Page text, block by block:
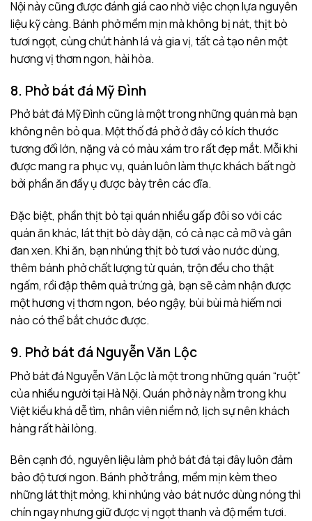
Nội này cũng được đánh giá cao nhờ việc chọn lựa nguyên
liệu kỹ càng. Bánh phở mềm mịn mà không bị nát, thịt bò
tươi ngọt, cùng chút hành lá và gia vị, tất cả tạo nên một
hương vị thơm ngon, hài hòa.
8. Phở bát đá Mỹ Đình
Phở bát đá Mỹ Đình cũng là một trong những quán mà bạn
không nên bỏ qua. Một thố đá phở ở đây có kích thước
tương đối lớn, nặng và có màu xám tro rất đẹp mắt. Mỗi khi
được mang ra phục vụ, quán luôn làm thực khách bất ngờ
bởi phần ăn đầy ụ được bày trên các đĩa.
Đặc biệt, phần thịt bò tại quán nhiều gấp đôi so với các
quán ăn khác, lát thịt bò dày dặn, có cả nạc cả mỡ và gân
đan xen. Khi ăn, bạn nhúng thịt bò tươi vào nước dùng,
thêm bánh phở chất lượng từ quán, trộn đều cho thật
ngấm, rồi đập thêm quả trứng gà, bạn sẽ cảm nhận được
một hương vị thơm ngon, béo ngậy, bùi bùi mà hiếm nơi
nào có thể bắt chước được.
9. Phở bát đá Nguyễn Văn Lộc
Phở bát đá Nguyễn Văn Lộc là một trong những quán “ruột”
của nhiều người tại Hà Nội. Quán phở này nằm trong khu
Việt kiều khá dễ tìm, nhân viên niềm nở, lịch sự nên khách
hàng rất hài lòng.
Bên cạnh đó, nguyên liệu làm phở bát đá tại đây luôn đảm
bảo độ tươi ngon. Bánh phở trắng, mềm mịn kèm theo
những lát thịt mỏng, khi nhúng vào bát nước dùng nóng thì
chín ngay nhưng giữ được vị ngọt thanh và độ mềm tươi.